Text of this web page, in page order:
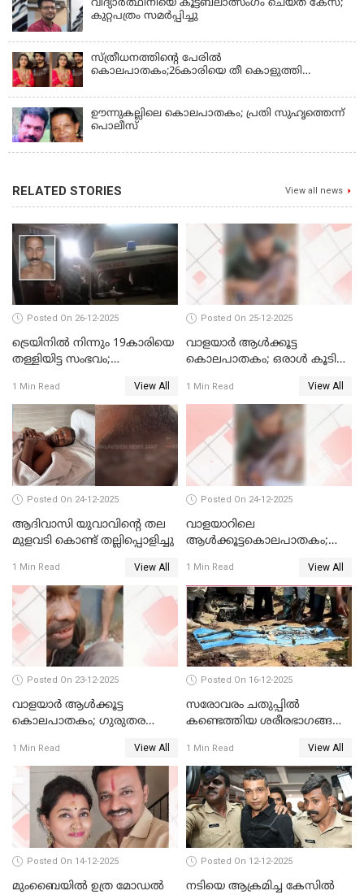
വിദ്യാർത്ഥിനിയെ കൂട്ടബലാത്സംഗം ചെയ്ത കേസ്;
കുറ്റപത്രം സമര്‍പ്പിച്ചു
സ്ത്രീധനത്തിന്റെ പേരില്‍
കൊലപാതകം;26കാരിയെ തീ കൊളുത്തി
ഊന്നുകല്ലിലെ കൊലപാതകം; പ്രതി സുഹൃത്തെന്ന്
പൊലീസ്
RELATED STORIES View all news
Posted On 26-12-2025
ട്രെയിനില്‍ നിന്നും 19കാരിയെ
തള്ളിയിട്ട സംഭവം;
ആശുപത്രിയിലേക്ക് മാറ്റി
1 Min Read View All
Posted On 25-12-2025
വാളയാര്‍ ആള്‍ക്കൂട്ട
കൊലപാതകം; ഒരാള്‍ കൂടി
1 Min Read View All
Posted On 24-12-2025
ആദിവാസി യുവാവിന്റെ തല
മുളവടി കൊണ്ട് തല്ലിപ്പൊളിച്ചു
1 Min Read View All
Posted On 24-12-2025
വാളയാറിലെ
ആൾക്കൂട്ടകൊലപാതകം;
വാങ്ങും
1 Min Read View All
Posted On 23-12-2025
വാളയാർ ആൾക്കൂട്ട
കൊലപാതകം; ഗുരുതര
1 Min Read View All
Posted On 16-12-2025
സരോവരം ചതുപ്പിൽ
കണ്ടെത്തിയ ശരീരഭാഗങ്ങൾ
ഡി.എൻ.എ പരിശോധനയിൽ
സ്ഥിരീകരണം
1 Min Read View All
Posted On 14-12-2025
മുംബൈയില്‍ ഉത്ര മോഡല്‍
Posted On 12-12-2025
നടിയെ ആക്രമിച്ച കേസില്‍